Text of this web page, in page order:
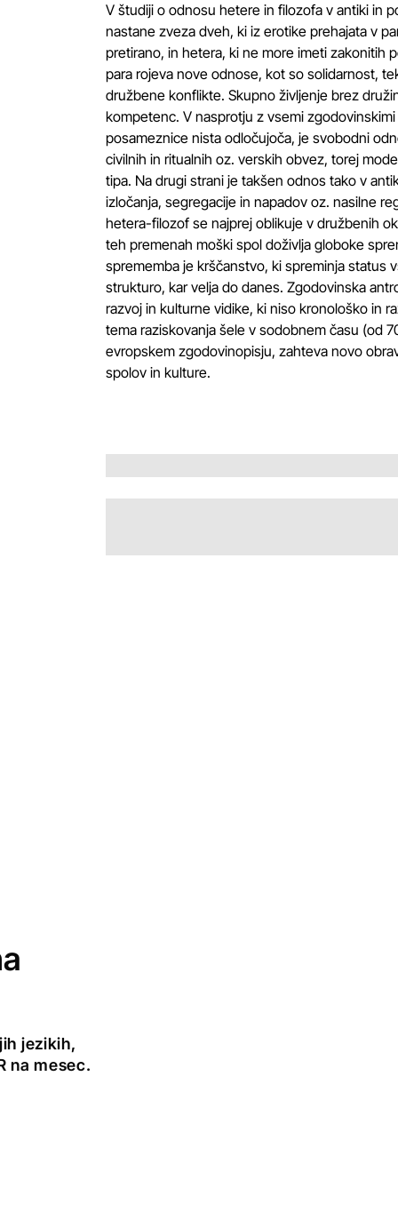
V študiji o odnosu hetere in filozofa v antiki in
nastane zveza dveh, ki iz erotike prehajata v
pretirano, in hetera, ki ne more imeti zakonitih
para rojeva nove odnose, kot so solidarnost,
družbene konflikte. Skupno življenje brez
kompetenc. V nasprotju z vsemi
posameznice nista odločujoča, je svobodni
civilnih in ritualnih oz. verskih obvez, torej
tipa. Na drugi strani je takšen odnos tako v
izločanja, segregacije in napadov oz. nasilne
hetera-filozof se najprej oblikuje v družbenih
teh premenah moški spol doživlja globoke
sprememba je krščanstvo, ki spreminja status
strukturo, kar velja do danes. Zgodovinska
razvoj in kulturne vidike, ki niso kronološko in
tema raziskovanja šele v sodobnem času (od
evropskem zgodovinopisju, zahteva novo
spolov in kulture.
jezikih,
na mesec.